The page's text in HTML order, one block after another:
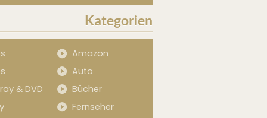
Kategorien
Amazon
Auto
& DVD
Bücher
Fernseher